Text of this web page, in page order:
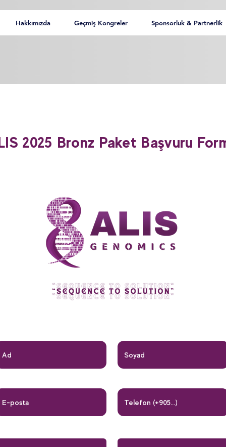
Hakkımızda Geçmiş Kongreler Sponsorluk & Partnerlik
2025 Bronz Paket Başvuru